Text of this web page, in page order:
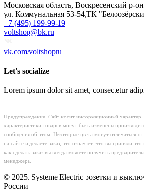
Московская область, Воскресенский р-
ул. Коммунальная 53-54,ТК
+7 (495) 199-99-19
voltshop@bk.ru
vk.com/voltshopru
Let's socialize
Lorem ipsum dolor sit amet, consectetur
Предупреждение. Сайт носит информационный характер.
характеристики товаров могут быть изменены
сообщения об этом. Некоторые цвета могут отличаться
на сайте и делаете заказ, это означает, что вы приняли
как сделать заказ вы всегда можете получить
менеджера.
© 2025. Systeme Electric розетки и
России